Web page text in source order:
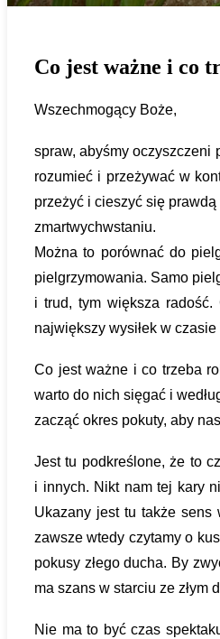
Co jest ważne i co
Wszechmogący Boże,
spraw, abyśmy oczyszczeni
rozumieć i przeżywać w
przeżyć i cieszyć się prawdą
zmartwychwstaniu.
Można to porównać do
pielgrzymowania. Samo
i trud, tym większa
największy wysiłek w
Co jest ważne i co trzeba
warto do nich sięgać i
zacząć okres pokuty, aby
Jest tu podkreślone, że to
i innych. Nikt nam tej kary
Ukazany jest tu także sens
zawsze wtedy czytamy o
pokusy złego ducha. By
ma szans w starciu ze złym
Nie ma to być czas